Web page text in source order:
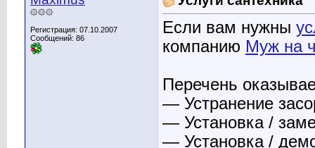
۞۞۞
Регистрация: 07.10.2007
Сообщений: 86
Если вам нужны
компанию Муж на
Перечень
— Устранение
— Установка /
— Установка /